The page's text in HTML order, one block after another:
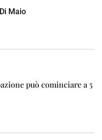
Maio
può cominciare a 5